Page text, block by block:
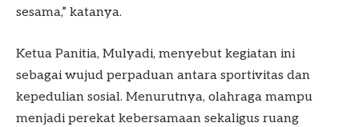
sesama,” katanya.
Ketua Panitia, Mulyadi, menyebut kegiatan ini
sebagai wujud perpaduan antara sportivitas dan
kepedulian sosial. Menurutnya, olahraga mampu
menjadi perekat kebersamaan sekaligus ruang